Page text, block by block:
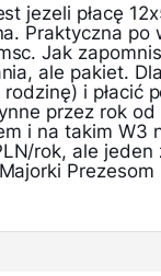
jezeli płacę
Praktyczna po
Jak
ale pakiet.
i płacić
przez rok
i na takim W3
rok, ale jeden